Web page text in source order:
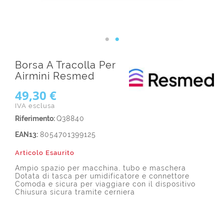
Borsa A Tracolla Per
Airmini Resmed
49,30 €
IVA esclusa
Riferimento:Q38840
EAN13: 8054701399125
Articolo Esaurito
Ampio spazio per macchina, tubo e maschera
Dotata di tasca per umidificatore e connettore
Comoda e sicura per viaggiare con il dispositivo
Chiusura sicura tramite cerniera